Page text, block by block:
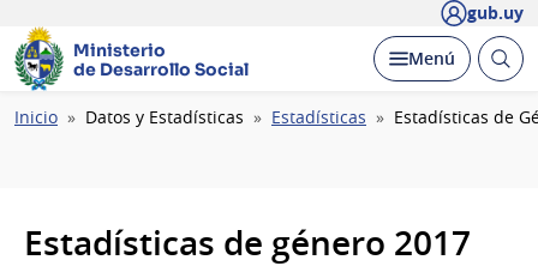
gub.uy
Ministerio
de Desarrollo Social
Desplegar
Menú Abrir
Ruta
Inicio Datos y Estadísticas Estadísticas Estadísticas de
Estadísticas de género 2017